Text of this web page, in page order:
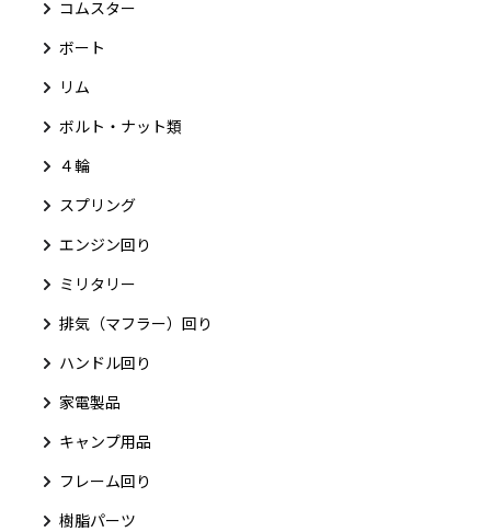
コムスター
ボート
リム
ボルト・ナット類
４輪
スプリング
エンジン回り
ミリタリー
排気（マフラー）回り
ハンドル回り
家電製品
キャンプ用品
フレーム回り
樹脂パーツ